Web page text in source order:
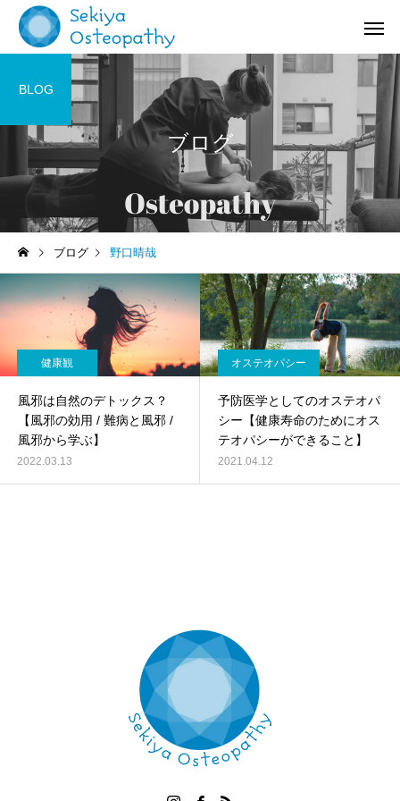
お知らせ
オステオパシー施術＠国立
(くにたち)市
施術記録
【症例紹介】活動量の
バネ指の痛み
ブログ
BLOG
ブログ 野口晴哉
健康観
風邪は自然のデトックス？
【風邪の効用 / 難病と風邪 /
風邪から学ぶ】
2022.03.13
オステオパシー
予防医学としてのオステオパ
シー【健康寿命のためにオス
テオパシーができること】
2021.04.12